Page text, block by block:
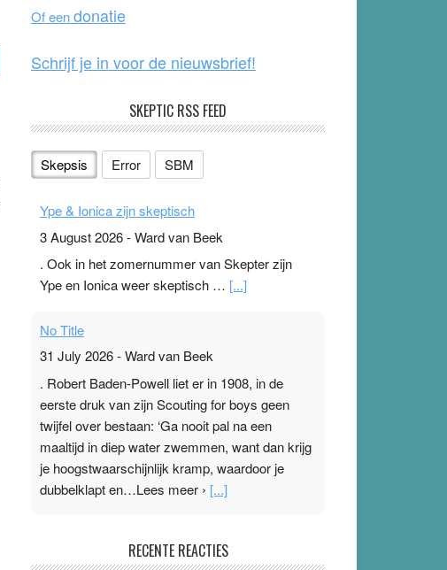
k
Of eendonatie
Schrijf je in voor de nieuwsbrief!
SKEPTIC RSS FEED
Skepsis Error SBM
Ype & Ionica zijn skeptisch
3 August 2026-Ward van Beek
. Ook in het zomernummer van Skepter zijn
Ype en Ionica weer skeptisch … [...]
No Title
31 July 2026-Ward van Beek
. Robert Baden-Powell liet er in 1908, in de
eerste druk van zijn Scouting for boys geen
twijfel over bestaan: ‘Ga nooit pal na een
maaltijd in diep water zwemmen, want dan krijg
je hoogstwaarschijnlijk kramp, waardoor je
dubbelklapt en…Lees meer › [...]
Ward van Beek
RECENTE REACTIES